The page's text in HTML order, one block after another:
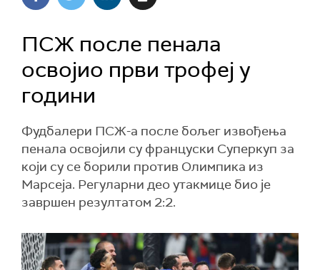
ПСЖ после пенала
освојио први трофеј у
години
Фудбалери ПСЖ-а после бољег извођења
пенала освојили су француски Суперкуп за
који су се борили против Олимпика из
Марсеја. Регуларни део утакмице био је
завршен резултатом 2:2.